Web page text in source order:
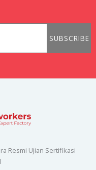
SUBSCRIBE
Resmi Ujian Sertifikasi